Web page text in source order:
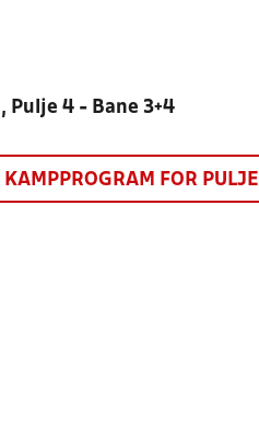
Pulje 4 - Bane 3+4
KAMPPROGRAM FOR PULJE